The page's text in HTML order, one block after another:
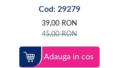
Cod: 29279
39,00 RON
45,00RON
Adauga in cos